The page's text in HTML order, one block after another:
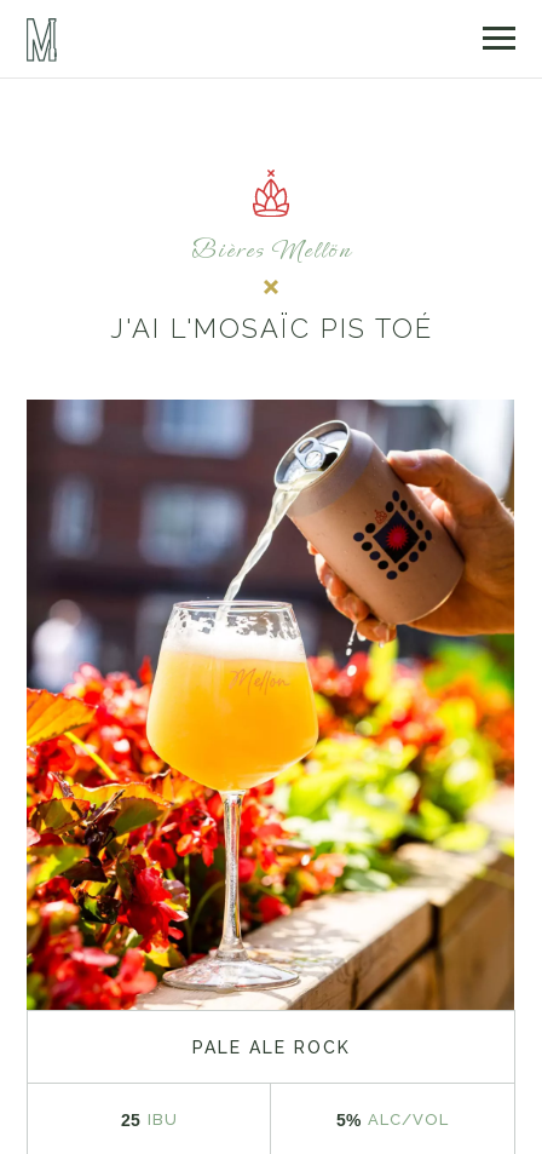
Bières Mellön
J'AI L'MOSAÏC PIS TOÉ
PALE ALE ROCK
25 IBU 5% ALC/VOL